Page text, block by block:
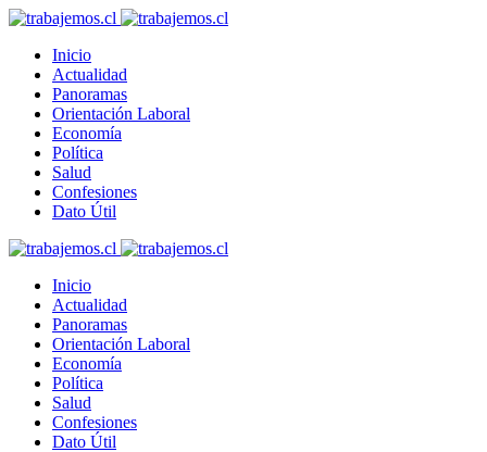
Inicio
Actualidad
Panoramas
Orientación Laboral
Economía
Política
Salud
Confesiones
Dato Útil
Inicio
Actualidad
Panoramas
Orientación Laboral
Economía
Política
Salud
Confesiones
Dato Útil